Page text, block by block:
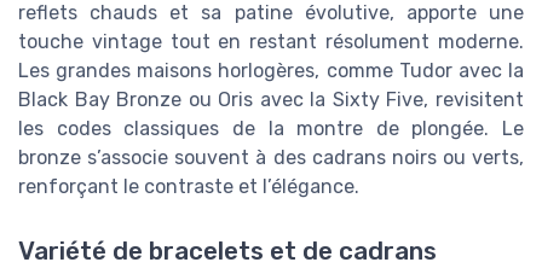
reflets chauds et sa patine évolutive, apporte une
touche vintage tout en restant résolument moderne.
Les grandes maisons horlogères, comme Tudor avec la
Black Bay Bronze ou Oris avec la Sixty Five, revisitent
les codes classiques de la montre de plongée. Le
bronze s’associe souvent à des cadrans noirs ou verts,
renforçant le contraste et l’élégance.
Variété de bracelets et de cadrans